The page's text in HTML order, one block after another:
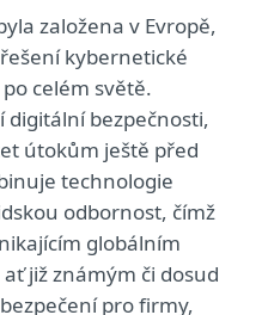
založena v Evropě,
kybernetické
celém světě.
digitální bezpečnosti,
útokům ještě před
technologie
odbornost, čímž
globálním
již známým či dosud
pro firmy,